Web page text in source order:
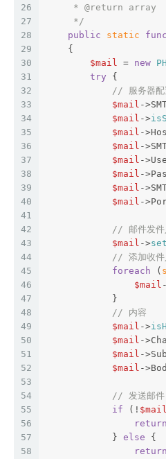
26
27
28
29
30
31
32
33
34
35
36
37
38
39
40
41
42
43
44
45
46
47
48
49
50
51
52
53
54
55
56
57
58
     *
@return array
     */
public
static
{
$mail = new
try {
// 服务器配
$mail -
$mail ->
$mail -
$mail -
$mail -
$mail -
$mail -
$mail -
// 邮件发件
$mail ->
// 添加收件
foreach (
$mail
            }
// 内容
$mail ->
$mail -
$mail -
$mail -
// 发送邮件
if (! $mail
return
            }
else {
return